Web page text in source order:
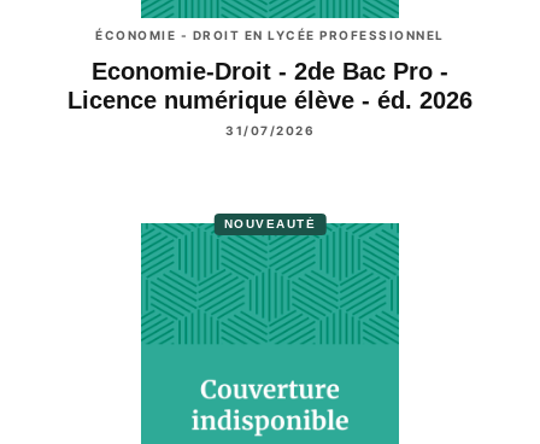
ÉCONOMIE - DROIT EN LYCÉE PROFESSIONNEL
Economie-Droit - 2de Bac Pro -
Licence numérique élève - éd. 2026
31/07/2026
NOUVEAUTÉ